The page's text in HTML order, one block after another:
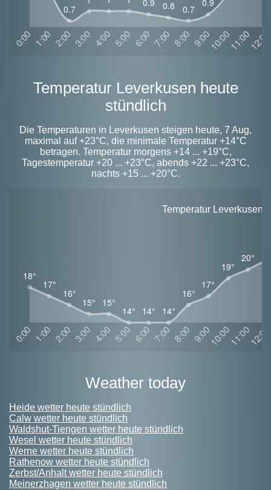
Temperatur Leverkusen heute
stündlich
Die Temperaturen in Leverkusen steigen heute, 7 Aug,
maximal auf +23°C, die minimale Temperatur +14°C
betragen. Temperatur morgens +14 ... +19°C,
Tagestemperatur +20 ... +23°C, abends +22 ... +23°C,
nachts +15 ... +20°C.
Temperatur Leverkusen
weather today
Heide wetter heute stündlich
Calw wetter heute stündlich
Waldshut-Tiengen wetter heute stündlich
Wesel wetter heute stündlich
Werne wetter heute stündlich
Rathenow wetter heute stündlich
Zerbst/Anhalt wetter heute stündlich
Meinerzhagen wetter heute stündlich